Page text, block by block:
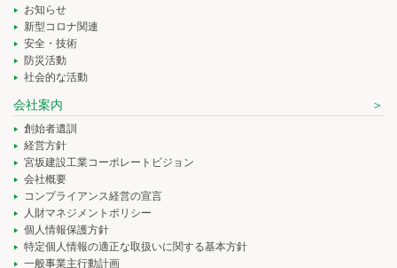
お知らせ
新型コロナ関連
安全・技術
防災活動
社会的な活動
会社案内
創始者遺訓
経営方針
宮坂建設工業コーポレートビジョン
会社概要
コンプライアンス経営の宣言
人財マネジメントポリシー
個人情報保護方針
特定個人情報の適正な取扱いに関する基本方針
一般事業主行動計画